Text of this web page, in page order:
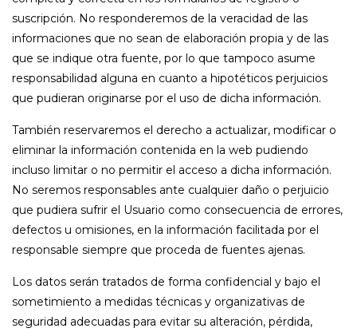
suscripción. No responderemos de la veracidad de las
informaciones que no sean de elaboración propia y de las
que se indique otra fuente, por lo que tampoco asume
responsabilidad alguna en cuanto a hipotéticos perjuicios
que pudieran originarse por el uso de dicha información.
También reservaremos el derecho a actualizar, modificar o
eliminar la información contenida en la web pudiendo
incluso limitar o no permitir el acceso a dicha información.
No seremos responsables ante cualquier daño o perjuicio
que pudiera sufrir el Usuario como consecuencia de errores,
defectos u omisiones, en la información facilitada por el
responsable siempre que proceda de fuentes ajenas.
Los datos serán tratados de forma confidencial y bajo el
sometimiento a medidas técnicas y organizativas de
seguridad adecuadas para evitar su alteración, pérdida,